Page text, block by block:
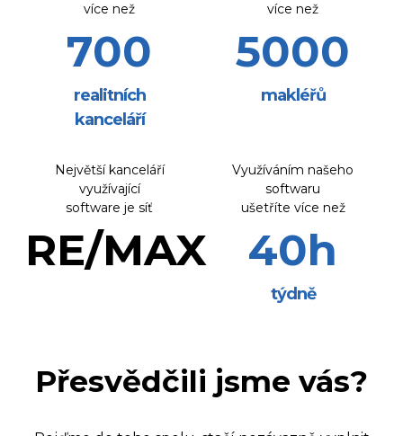
více než
700
realitních
kanceláří
více než
5000
makléřů
Největší kanceláří
využívající
software je síť
RE/MAX
Využíváním našeho
softwaru
ušetříte více než
40h
týdně
Přesvědčili jsme vás?